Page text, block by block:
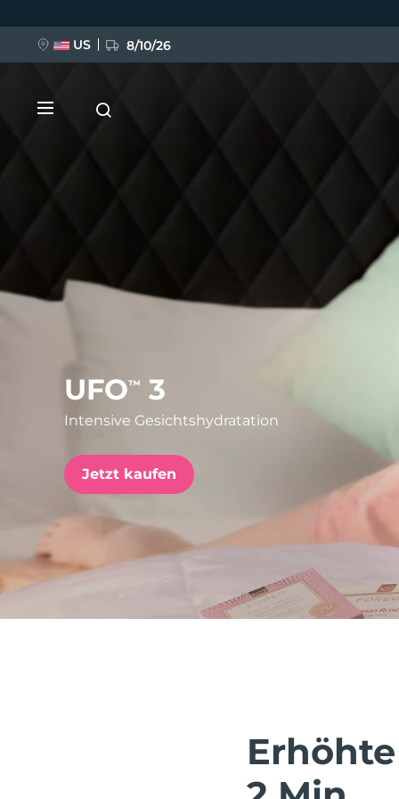
UFO™ 3
Intensive Gesichtshydratation
Jetzt kaufen
US 8/10/26
BREAKING NEWS
issa™ Teeth Whitening Set
FAQ™ Dual LED Panel
BELIEBT